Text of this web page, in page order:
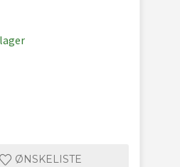
ØNSKELISTE